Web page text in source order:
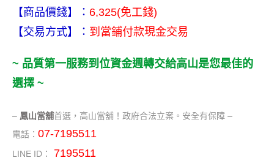
【商品價錢】： 6,325(免工錢)
【交易方式】： 到當鋪付款現金交易
~ 品質第一服務到位資金週轉交給高山是您最佳的
選擇 ~
– 鳳山當舖首選，高山當舖！政府合法立案。安全有保障 –
電話： 07-7195511
LINE ID： 7195511